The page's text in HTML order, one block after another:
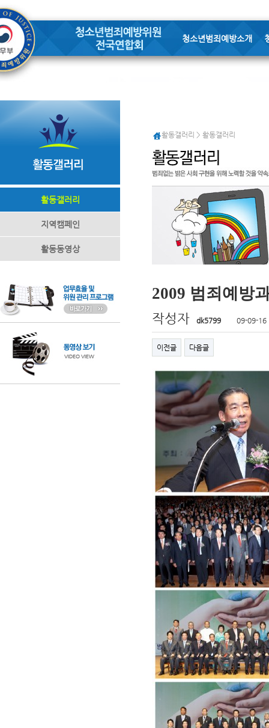
청소년범죄예방소개
활동갤러리
지역캠페인
활동동영상
활동갤러리 > 활동갤러리
2009 범죄예방
작성자 dk5799 09-09-16
이전글 다음글